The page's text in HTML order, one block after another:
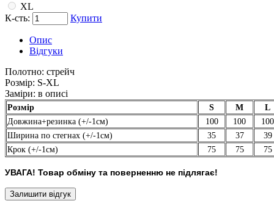
XL
К-сть:
Купити
Опис
Відгуки
Полотно: стрейч
Розмір: S-XL
Заміри: в описі
Розмір S M
L
Довжина+резинка (+/-1см)
100 100
100
Ширина по стегнах (+/-1см)
35 37
39
Крок (+/-1см)
75 75 75
УВАГА! Товар обміну та поверненню не підлягає!
Залишити відгук